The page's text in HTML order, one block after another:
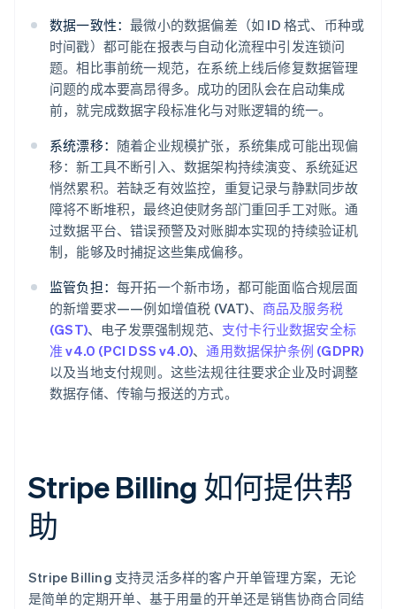
数据一致性：最微小的数据偏差（如 ID 格式、币种或
时间戳）都可能在报表与自动化流程中引发连锁问
题。相比事前统一规范，在系统上线后修复数据管理
问题的成本要高昂得多。成功的团队会在启动集成
前，就完成数据字段标准化与对账逻辑的统一。
系统漂移： 随着企业规模扩张，系统集成可能出现偏
移：新工具不断引入、数据架构持续演变、系统延迟
悄然累积。若缺乏有效监控，重复记录与静默同步故
障将不断堆积，最终迫使财务部门重回手工对账。通
过数据平台、错误预警及对账脚本实现的持续验证机
制，能够及时捕捉这些集成偏移。
监管负担： 每开拓一个新市场，都可能面临合规层面
的新增要求——例如增值税 (VAT)、 商品及服务税
(GST)、电子发票强制规范、 支付卡行业数据安全标
准 v4.0 (PCI DSS v4.0)、通用数据保护条例 (GDPR)
以及当地支付规则。这些法规往往要求企业及时调整
数据存储、传输与报送的方式。
Stripe Billing 如何提供帮
助
Stripe Billing 支持灵活多样的客户开单管理方案，无论
是简单的定期开单、基于用量的开单还是销售协商合同结